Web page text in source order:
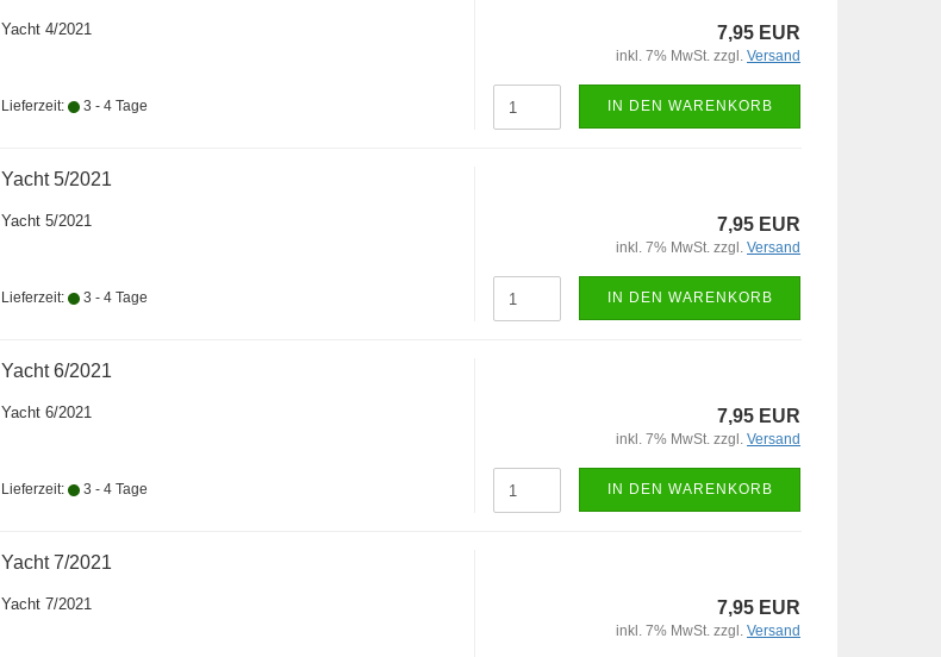
Yacht 4/2021
Lieferzeit: 3 - 4 Tage
7,95 EUR
inkl. 7% MwSt. zzgl. Versand
IN DEN WARENKORB
Yacht 5/2021
Yacht 5/2021
Lieferzeit: 3 - 4 Tage
7,95 EUR
inkl. 7% MwSt. zzgl. Versand
IN DEN WARENKORB
Yacht 6/2021
Yacht 6/2021
Lieferzeit: 3 - 4 Tage
7,95 EUR
inkl. 7% MwSt. zzgl. Versand
IN DEN WARENKORB
Yacht 7/2021
Yacht 7/2021 7,95 EUR
inkl. 7% MwSt. zzgl. Versand